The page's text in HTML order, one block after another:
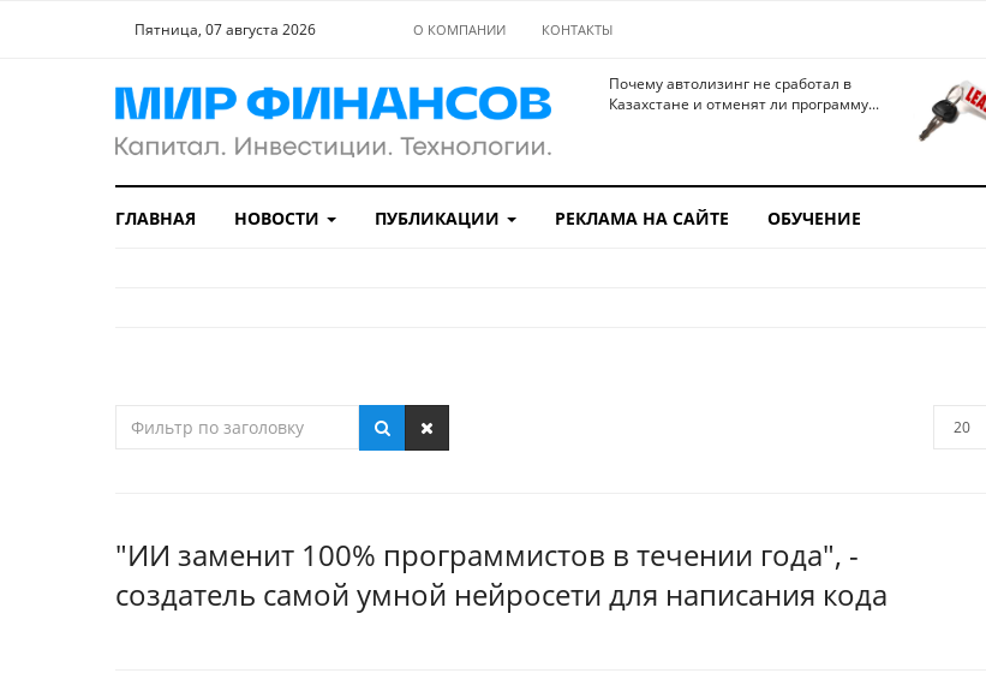
Пятница, 07 августа 2026 О КОМПАНИИ КОНТАКТЫ
Почему автолизинг не сработал в
Казахстане и отменят ли программу...
ГЛАВНАЯ НОВОСТИ ПУБЛИКАЦИИ РЕКЛАМА НА САЙТЕ ОБУЧЕНИЕ
"ИИ заменит 100% программистов в течении года", -
создатель самой умной нейросети для написания кода